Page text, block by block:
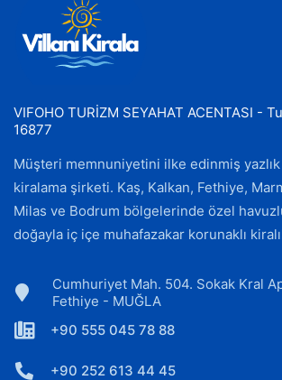
VIFOHO TURİZM SEYAHAT ACENTASI -
16877
Müşteri memnuniyetini ilke edinmiş
kiralama şirketi. Kaş, Kalkan, Fethiye,
Milas ve Bodrum bölgelerinde özel
doğayla iç içe muhafazakar korunaklı
Cumhuriyet Mah. 504. Sokak Kral
Fethiye - MUĞLA
+90 555 045 78 88
+90 252 613 44 45